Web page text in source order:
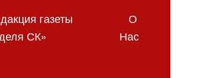
газеты
СК»
О
Нас